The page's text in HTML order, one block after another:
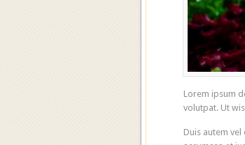
Lorem ipsum
volutpat. Ut
Duis autem